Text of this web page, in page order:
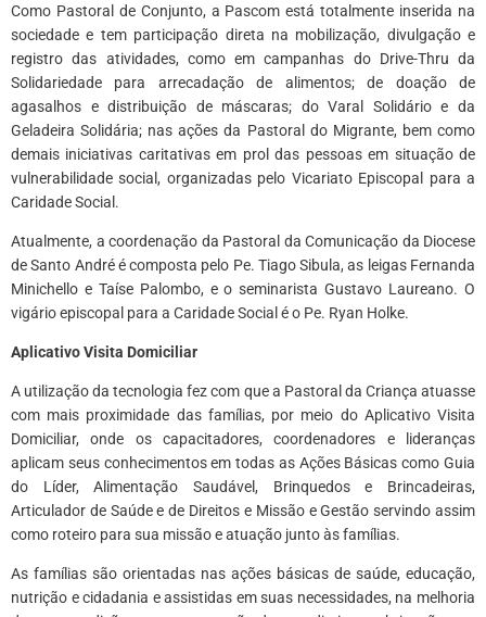
Como Pastoral de Conjunto, a Pascom está totalmente inserida na
sociedade e tem participação direta na mobilização, divulgação e
registro das atividades, como em campanhas do Drive-Thru da
Solidariedade para arrecadação de alimentos; de doação de
agasalhos e distribuição de máscaras; do Varal Solidário e da
Geladeira Solidária; nas ações da Pastoral do Migrante, bem como
demais iniciativas caritativas em prol das pessoas em situação de
vulnerabilidade social, organizadas pelo Vicariato Episcopal para a
Caridade Social.
Atualmente, a coordenação da Pastoral da Comunicação da Diocese
de Santo André é composta pelo Pe. Tiago Sibula, as leigas Fernanda
Minichello e Taíse Palombo, e o seminarista Gustavo Laureano. O
vigário episcopal para a Caridade Social é o Pe. Ryan Holke.
Aplicativo Visita Domiciliar
A utilização da tecnologia fez com que a Pastoral da Criança atuasse
com mais proximidade das famílias, por meio do Aplicativo Visita
Domiciliar, onde os capacitadores, coordenadores e lideranças
aplicam seus conhecimentos em todas as Ações Básicas como Guia
do Líder, Alimentação Saudável, Brinquedos e Brincadeiras,
Articulador de Saúde e de Direitos e Missão e Gestão servindo assim
como roteiro para sua missão e atuação junto às famílias.
As famílias são orientadas nas ações básicas de saúde, educação,
nutrição e cidadania e assistidas em suas necessidades, na melhoria